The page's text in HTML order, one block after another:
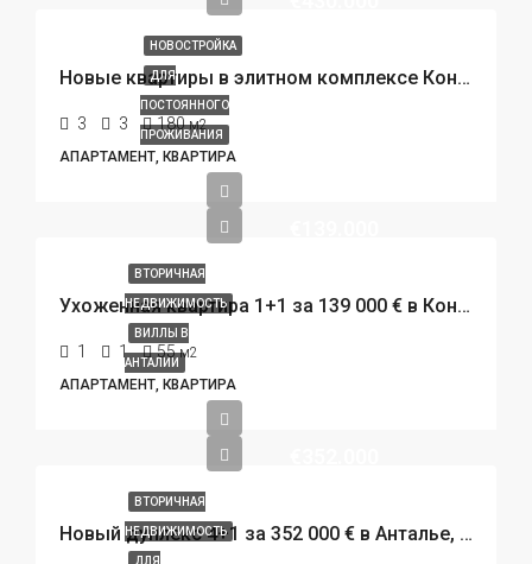
НОВОСТРОЙКА
ДЛЯ
ПОСТОЯННОГО
ПРОЖИВАНИЯ
Новые квартиры в элитном комплексе Коньяалты Анталья. ВНЖ и гражданство.
3 3 180 м2
АПАРТАМЕНТ, КВАРТИРА
ВТОРИЧНАЯ
НЕДВИЖИМОСТЬ
ВИЛЛЫ В
АНТАЛИИ
Ухоженная квартира 1+1 за 139 000 € в Коньяалты, Анталья. Престижная резиденция у пляжа.
1 1 55 м2
АПАРТАМЕНТ, КВАРТИРА
ВТОРИЧНАЯ
НЕДВИЖИМОСТЬ
ДЛЯ
Новый дуплекс 4+1 за 352 000 € в Анталье, район Коньяалты. 800 метров до пляжа.